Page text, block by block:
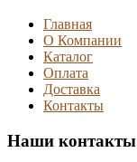
Главная
О Компании
Каталог
Оплата
Доставка
Контакты
Наши контакты